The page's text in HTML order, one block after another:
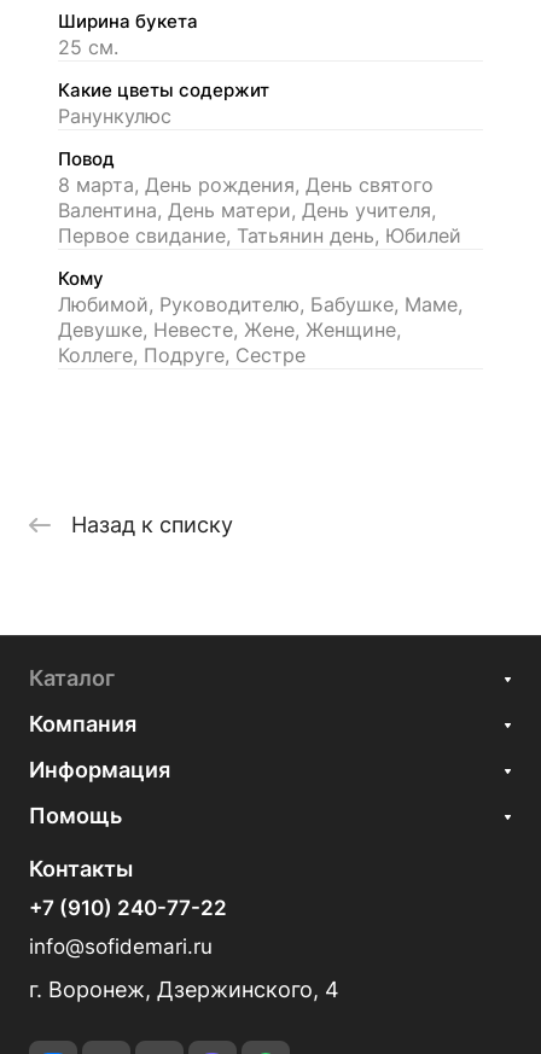
Ширина букета
25 см.
Какие цветы содержит
Ранункулюс
Повод
8 марта, День рождения, День святого
Валентина, День матери, День учителя,
Первое свидание, Татьянин день, Юбилей
Кому
Любимой, Руководителю, Бабушке, Маме,
Девушке, Невесте, Жене, Женщине,
Коллеге, Подруге, Сестре
Назад к списку
Каталог
Компания
Информация
Помощь
Контакты
+7 (910) 240-77-22
info@sofidemari.ru
г. Воронеж, Дзержинского, 4